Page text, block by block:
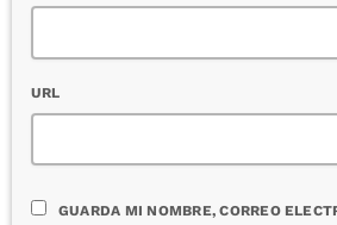
URL
GUARDA MI NOMBRE, CORREO